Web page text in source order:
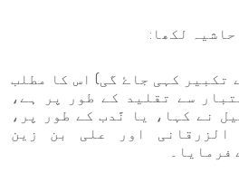
لکھا:
تکبیر کہی جاۓ گی) اس کا مطلب
سے تقلید کے طور پر ہے،
نے کہا، یا نَّدب کے طور پر،
اور علی بن زین
فرمایا۔